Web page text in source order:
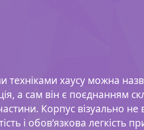
техніками хаусу можна
а сам він є поєднанням
Корпус візуально не
і обов’язкова легкість